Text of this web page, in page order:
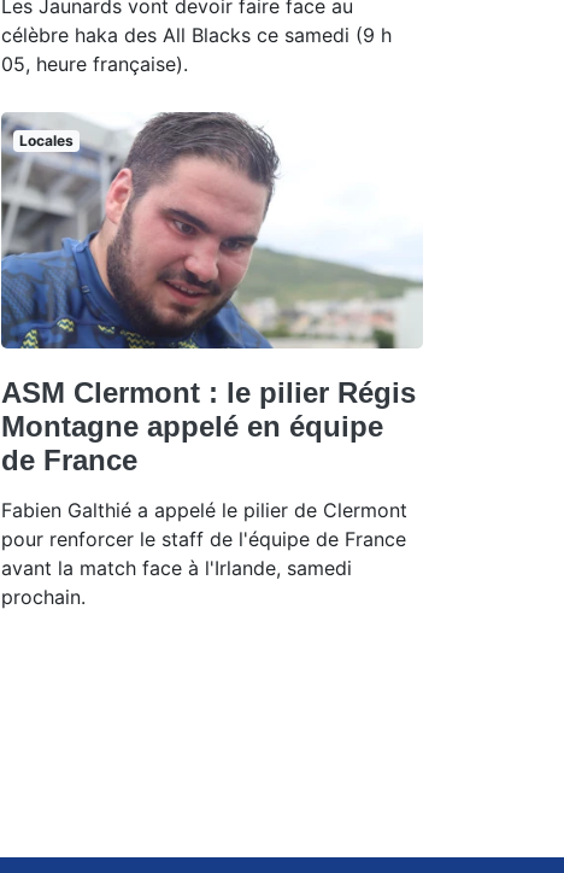
Les Jaunards vont devoir faire face au
célèbre haka des All Blacks ce samedi (9 h
05, heure française).
Locales
ASM Clermont : le pilier Régis
Montagne appelé en équipe
de France
Fabien Galthié a appelé le pilier de Clermont
pour renforcer le staff de l'équipe de France
avant la match face à l'Irlande, samedi
prochain.